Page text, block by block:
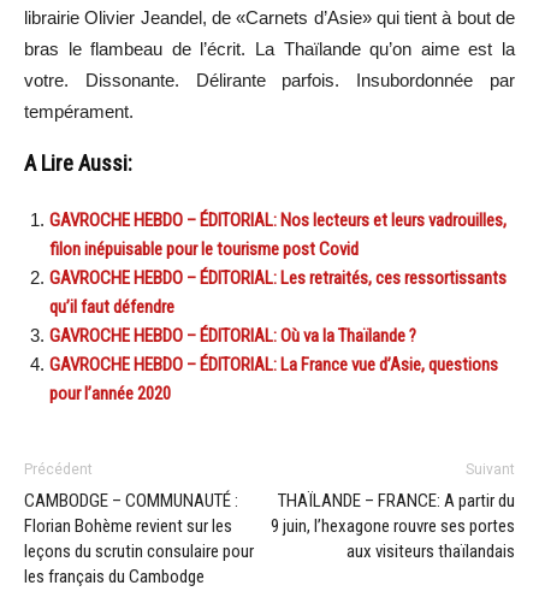
librairie Olivier Jeandel, de «Carnets d’Asie» qui tient à bout de
bras le flambeau de l’écrit. La Thaïlande qu’on aime est la
votre. Dissonante. Délirante parfois. Insubordonnée par
tempérament.
A Lire Aussi:
GAVROCHE HEBDO – ÉDITORIAL: Nos lecteurs et leurs vadrouilles,
filon inépuisable pour le tourisme post Covid
GAVROCHE HEBDO – ÉDITORIAL: Les retraités, ces ressortissants
qu’il faut défendre
GAVROCHE HEBDO – ÉDITORIAL: Où va la Thaïlande ?
GAVROCHE HEBDO – ÉDITORIAL: La France vue d’Asie, questions
pour l’année 2020
Précédent
CAMBODGE – COMMUNAUTÉ :
Florian Bohème revient sur les
leçons du scrutin consulaire pour
les français du Cambodge
Suivant
THAÏLANDE – FRANCE: A partir du
9 juin, l’hexagone rouvre ses portes
aux visiteurs thaïlandais